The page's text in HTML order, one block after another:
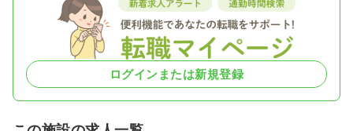
ログインまたは新規登録